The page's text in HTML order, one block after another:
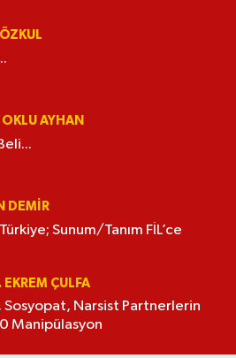
AYHAN
DEMİR
Sunum/Tanım FİL’ce
EKREM ÇULFA
Sosyopat, Narsist Partnerlerin
Manipülasyon